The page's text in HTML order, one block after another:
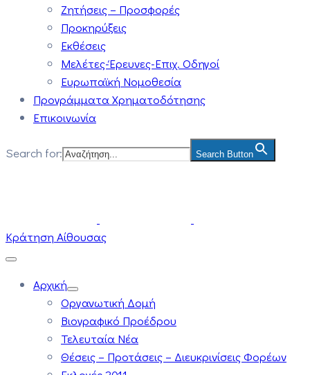
Ζητήσεις – Προσφορές
Προκηρύξεις
Εκθέσεις
Μελέτες-Έρευνες-Επιχ. Οδηγοί
Ευρωπαϊκή Νομοθεσία
Προγράμματα Χρηματοδότησης
Επικοινωνία
Search for: Search Button
Κράτηση Αίθουσας
Αρχική
Οργανωτική Δομή
Βιογραφικό Προέδρου
Τελευταία Νέα
Θέσεις – Προτάσεις – Διευκρινίσεις Φορέων